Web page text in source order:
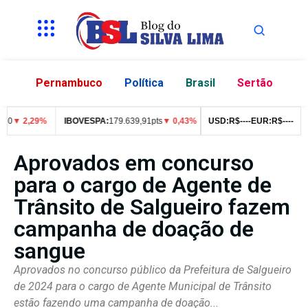
Pernambuco Política Brasil Sertão
2,29% IBOVESPA:179.639,91pts▼ 0,43% VALE3:R$76,99▼ 2,49%
USD: R$----EUR: R$----
Aprovados em concurso
para o cargo de Agente de
Trânsito de Salgueiro fazem
campanha de doação de
sangue
Aprovados no concurso público da Prefeitura de Salgueiro
de 2024 para o cargo de Agente Municipal de Trânsito
estão fazendo uma campanha de doação...